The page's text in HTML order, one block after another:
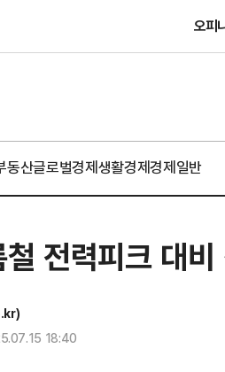
오피
동산글로벌경제생활경제경제일반
전력피크 대
18:40